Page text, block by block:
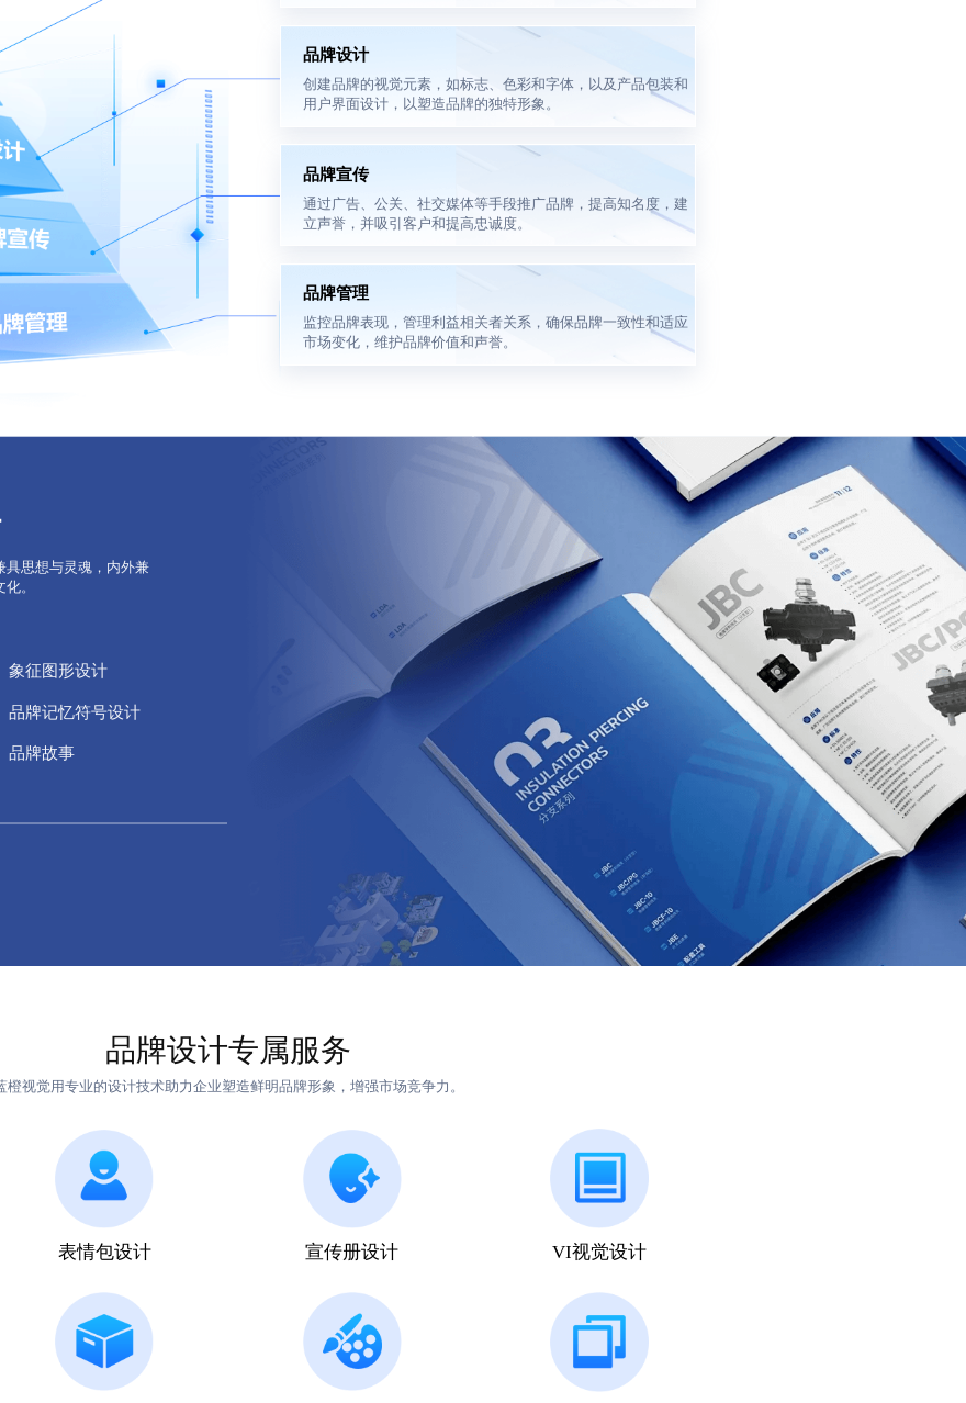
品牌设计
创建品牌的视觉元素，如标志、色彩和字体，以及产品包装和
用户界面设计，以塑造品牌的独特形象。
品牌宣传
通过广告、公关、社交媒体等手段推广品牌，提高知名度，建
立声誉，并吸引客户和提高忠诚度。
品牌管理
监控品牌表现，管理利益相关者关系，确保品牌一致性和适应
市场变化，维护品牌价值和声誉。
具思想与灵魂，内外兼
。
象征图形设计
品牌记忆符号设计
品牌故事
品牌设计专属服务
橙视觉用专业的设计技术助力企业塑造鲜明品牌形象，增强市场竞争力。
表情包设计 宣传册设计 VI视觉设计